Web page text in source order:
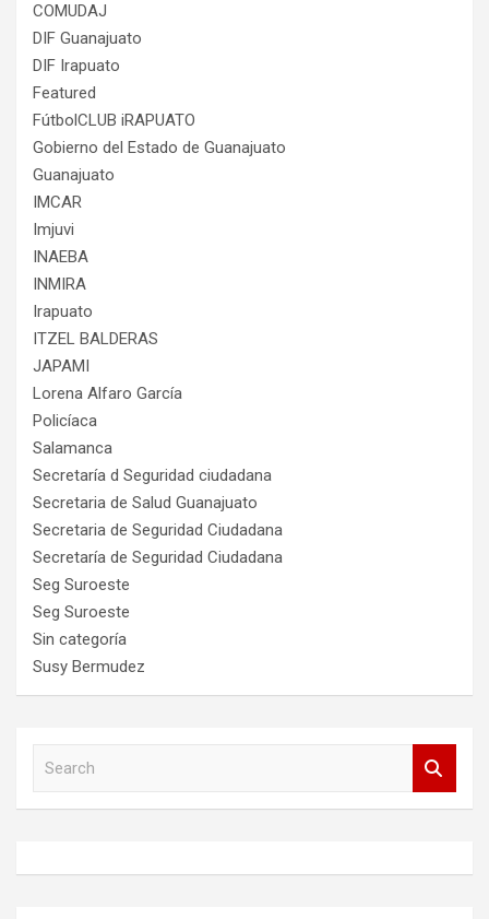
COMUDAJ
DIF Guanajuato
DIF Irapuato
Featured
FútbolCLUB iRAPUATO
Gobierno del Estado de Guanajuato
Guanajuato
IMCAR
Imjuvi
INAEBA
INMIRA
Irapuato
ITZEL BALDERAS
JAPAMI
Lorena Alfaro García
Policíaca
Salamanca
Secretaría d Seguridad ciudadana
Secretaria de Salud Guanajuato
Secretaria de Seguridad Ciudadana
Secretaría de Seguridad Ciudadana
Seg Suroeste
Seg Suroeste
Sin categoría
Susy Bermudez
h